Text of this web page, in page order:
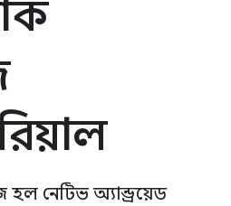
নেটিভ অ্যান্ড্রয়েড